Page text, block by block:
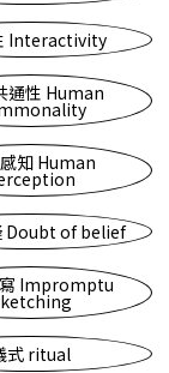
Interactivity
通性 Human
知 Human
Doubt of belief
Impromptu
式 ritual